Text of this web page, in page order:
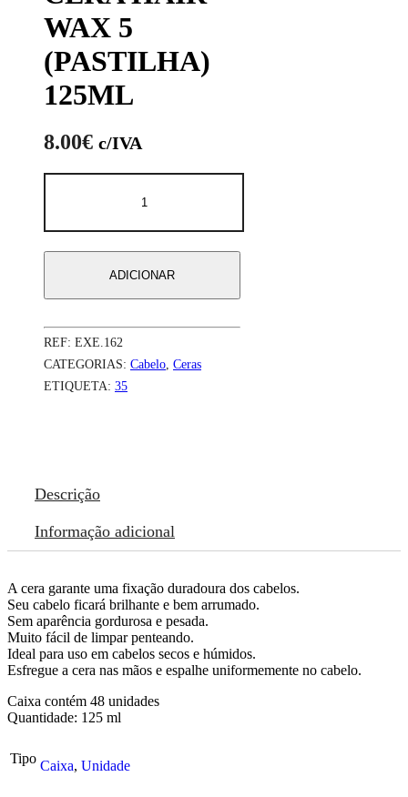
WAX 5
(PASTILHA)
125ML
8.00€ c/IVA
de
HAIR
(PASTILHA)
125ML
ADICIONAR
REF: EXE.162
CATEGORIAS: Cabelo Ceras
ETIQUETA: 35
Descrição
Informação adicional
A cera garante uma fixação duradoura dos cabelos.
Seu cabelo ficará brilhante e bem arrumado.
Sem aparência gordurosa e pesada.
Muito fácil de limpar penteando.
Ideal para uso em cabelos secos e húmidos.
Esfregue a cera nas mãos e espalhe uniformemente no cabelo.
Caixa contém 48 unidades
Quantidade: 125 ml
Tipo Caixa, Unidade